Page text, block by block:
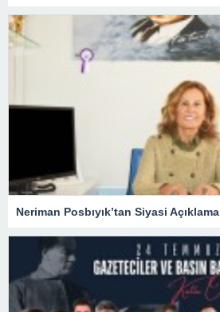
Neriman Posbıyık’tan Siyasi Açıklama